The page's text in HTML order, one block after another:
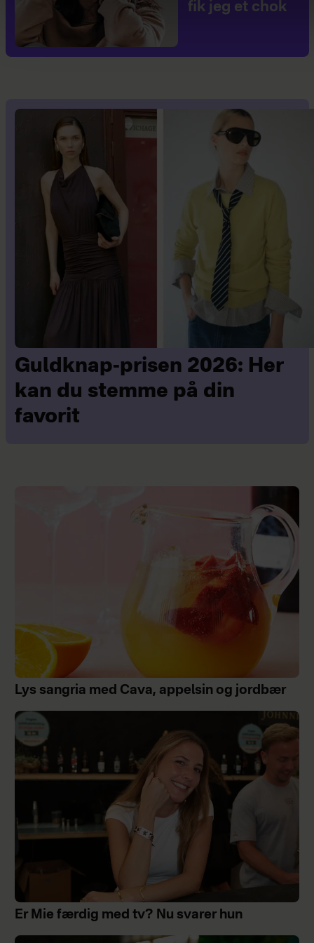
fik jeg et chok
Guldknap-prisen 2026: Her
kan du stemme på din
favorit
Lys sangria med Cava, appelsin og jordbær
Er Mie færdig med tv? Nu svarer hun